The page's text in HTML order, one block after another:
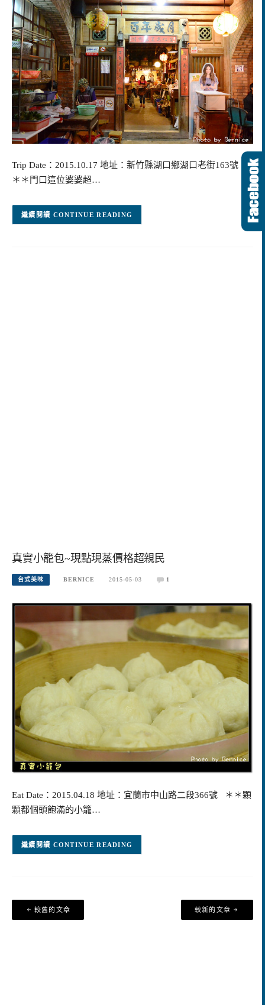
Trip Date：2015.10.17 地址：新竹縣湖口鄉湖口老街163號
＊＊門口這位婆婆超…
CONTINUE READING
真實小籠包~現點現蒸價格超親民
台式美味 BERNICE 2015-05-03 1
Eat Date：2015.04.18 地址：宜蘭市中山路二段366號 ＊＊顆
顆都個頭飽滿的小籠…
CONTINUE READING
文
章
較舊的文章 較新的文章